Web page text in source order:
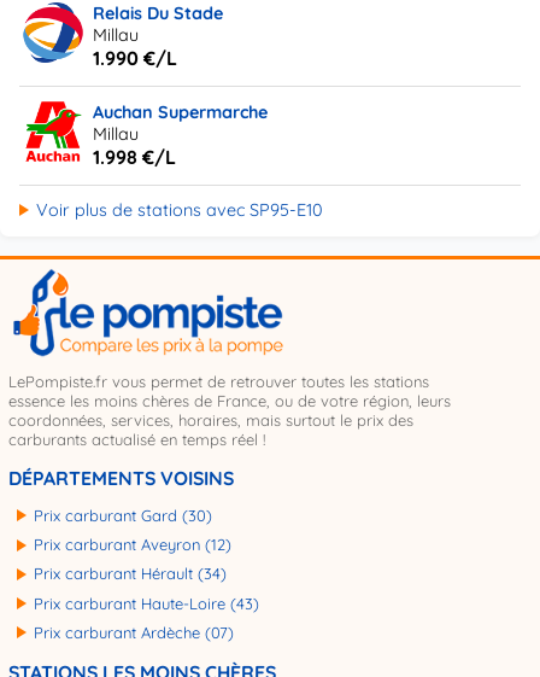
Relais Du Stade
Millau
1.990 €/L
Auchan Supermarche
Millau
1.998 €/L
Voir plus de stations avec SP95-E10
LePompiste.fr vous permet de retrouver toutes les stations
essence les moins chères de France, ou de votre région, leurs
coordonnées, services, horaires, mais surtout le prix des
carburants actualisé en temps réel !
DÉPARTEMENTS VOISINS
Prix carburant Gard (30)
Prix carburant Aveyron (12)
Prix carburant Hérault (34)
Prix carburant Haute-Loire (43)
Prix carburant Ardèche (07)